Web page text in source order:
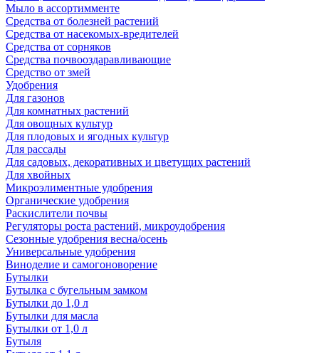
Мыло в ассортимменте
Средства от болезней растений
Средства от насекомых-вредителей
Средства от сорняков
Средства почвооздаравливающие
Средство от змей
Удобрения
Для газонов
Для комнатных растений
Для овощных культур
Для плодовых и ягодных культур
Для рассады
Для садовых, декоративных и цветущих растений
Для хвойных
Микроэлиментные удобрения
Органические удобрения
Раскислители почвы
Регуляторы роста растений, микроудобрения
Сезонные удобрения весна/осень
Универсальные удобрения
Виноделие и самогоноворение
Бутылки
Бутылка с бугельным замком
Бутылки до 1,0 л
Бутылки для масла
Бутылки от 1,0 л
Бутыля